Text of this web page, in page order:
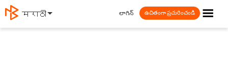
मराठी ☰
లాగిన్ ఉచితంగా ప్రచురించండి